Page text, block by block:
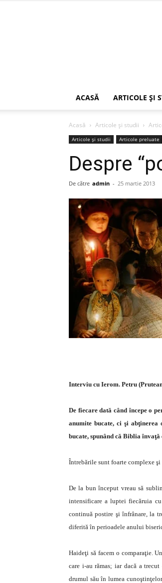
ACASĂ ARTICOLE ŞI
Acasă Articole şi studii
Articole şi studii Articole preluate
Despre
De către admin - 25 martie 2013
Interviu cu Ierom. Petru
De fiecare dată când începe o
anumite bucate, ci şi
bucate, spunând că Biblia învaţă
Întrebările sunt foarte complexe
De la bun început vreau să
intensificare a luptei fiecăruia
continuă postire şi înfrânare, la
diferită în perioadele anului
Haideţi să facem o comparaţie.
care i-au rămas; iar dacă a
drumul său în lumea